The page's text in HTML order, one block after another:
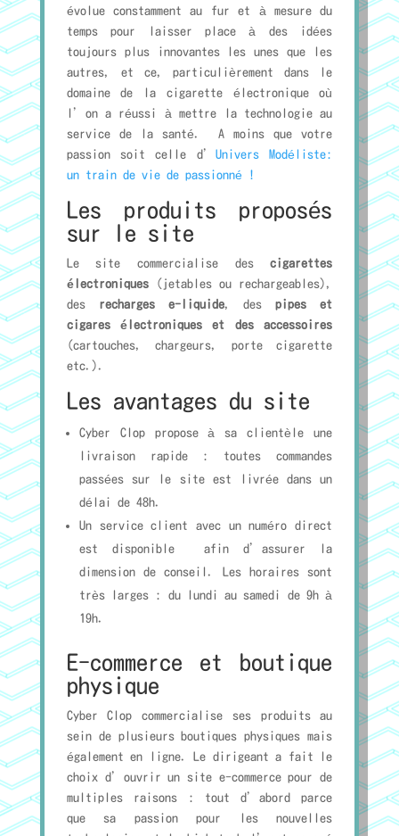
évolue constamment au fur et à mesure du
temps pour laisser place à des idées
toujours plus innovantes les unes que les
autres, et ce, particulièrement dans le
domaine de la cigarette électronique où
l’on a réussi à mettre la technologie au
service de la santé. A moins que votre
passion soit celle d’ Univers Modéliste:
un train de vie de passionné !
Les produits proposés
sur le site
Le site commercialise descigarettes
électroniques(jetables ou rechargeables),
des recharges e-liquide, despipes et
cigares électroniques et des accessoires
(cartouches, chargeurs, porte cigarette
etc.).
Les avantages du site
Cyber Clop propose à sa clientèle une
livraison rapide : toutes commandes
passées sur le site est livrée dans un
délai de 48h.
Un service client avec un numéro direct
est disponible afin d’assurer la
dimension de conseil. Les horaires sont
très larges : du lundi au samedi de 9h à
19h.
E-commerce et boutique
physique
Cyber Clop commercialise ses produits au
sein de plusieurs boutiques physiques mais
également en ligne. Le dirigeant a fait le
choix d’ouvrir un site e-commerce pour de
multiples raisons : tout d’abord parce
que sa passion pour les nouvelles